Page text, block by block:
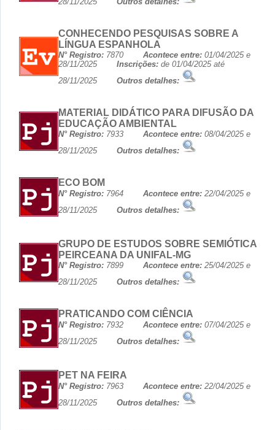
CONHECENDO PESQUISAS SOBRE A
LÍNGUA ESPANHOLA
N° Registro: 7870 Acontece entre: 01/04/2025 e
28/11/2025 Inscrições: de 01/04/2025 até
28/11/2025 Outros detalhes:
MATERIAL DIDÁTICO PARA DIFUSÃO DA
EDUCAÇÃO AMBIENTAL
N° Registro: 7933 Acontece entre: 08/04/2025 e
28/11/2025 Outros detalhes:
ECO BOM
N° Registro: 7964 Acontece entre: 22/04/2025 e
28/11/2025 Outros detalhes:
GRUPO DE ESTUDOS SOBRE SEMIÓTICA
PEIRCEANA DA UNIFAL-MG
N° Registro: 7899 Acontece entre: 25/04/2025 e
28/11/2025 Outros detalhes:
PRATICANDO COM CIÊNCIA
N° Registro: 7932 Acontece entre: 07/04/2025 e
28/11/2025 Outros detalhes:
PET NA FEIRA
N° Registro: 7963 Acontece entre: 22/04/2025 e
28/11/2025 Outros detalhes: